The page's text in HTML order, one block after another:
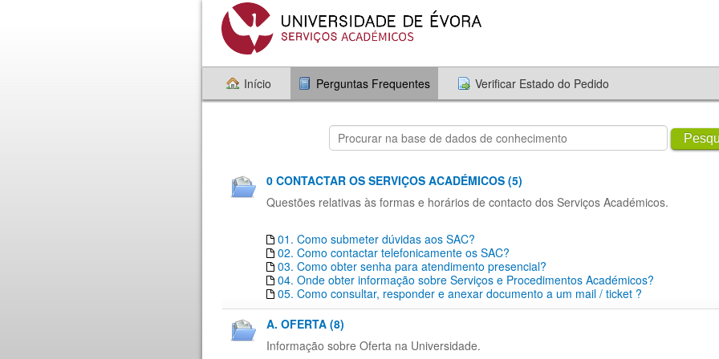
Início Perguntas Frequentes Verificar Estado do Pedido
0 CONTACTAR OS SERVIÇOS ACADÉMICOS (5)
Questões relativas às formas e horários de contacto dos Serviços Académicos.
01. Como submeter dúvidas aos SAC?
02. Como contactar telefonicamente os SAC?
03. Como obter senha para atendimento presencial?
04. Onde obter informação sobre Serviços e Procedimentos Académicos?
05. Como consultar, responder e anexar documento a um mail / ticket ?
A. OFERTA (8)
Informação sobre Oferta na Universidade.